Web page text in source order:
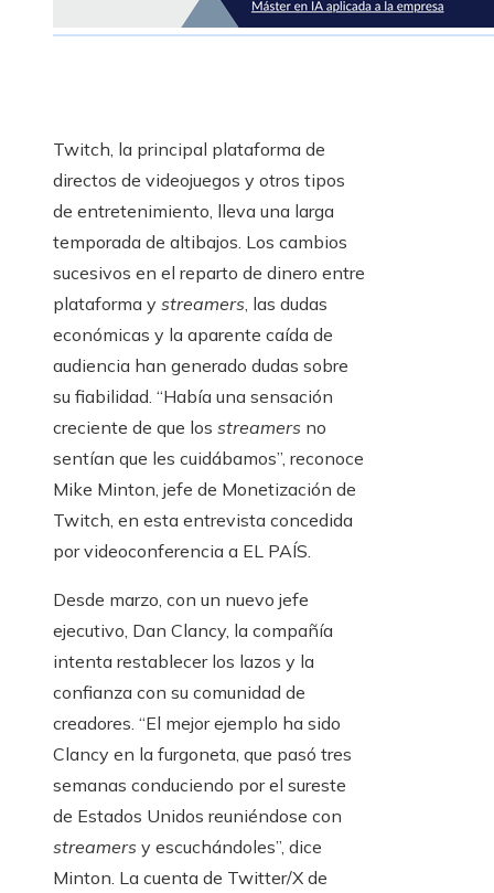
Twitch, la principal plataforma de
directos de videojuegos y otros tipos
de entretenimiento, lleva una larga
temporada de altibajos. Los cambios
sucesivos en el reparto de dinero entre
plataforma y streamers, las dudas
económicas y la aparente caída de
audiencia han generado dudas sobre
su fiabilidad. “Había una sensación
creciente de que los streamers no
sentían que les cuidábamos”, reconoce
Mike Minton, jefe de Monetización de
Twitch, en esta entrevista concedida
por videoconferencia a EL PAÍS.
Desde marzo, con un nuevo jefe
ejecutivo, Dan Clancy, la compañía
intenta restablecer los lazos y la
confianza con su comunidad de
creadores. “El mejor ejemplo ha sido
Clancy en la furgoneta, que pasó tres
semanas conduciendo por el sureste
de Estados Unidos reuniéndose con
streamers y escuchándoles”, dice
Minton. La cuenta de Twitter/X de